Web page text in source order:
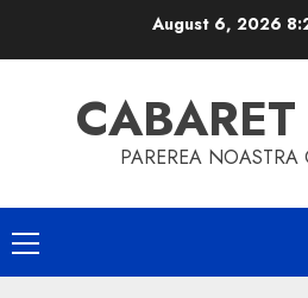
August 6, 2026
PAREREA
Primary
Menu